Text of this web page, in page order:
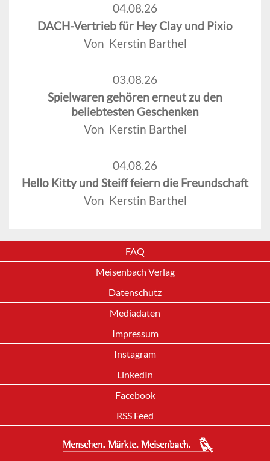
04.08.26
DACH-Vertrieb für Hey Clay und Pixio
Von Kerstin Barthel
03.08.26
Spielwaren gehören erneut zu den
beliebtesten Geschenken
Von Kerstin Barthel
04.08.26
Hello Kitty und Steiff feiern die Freundschaft
Von Kerstin Barthel
FAQ
Meisenbach Verlag
Datenschutz
Mediadaten
Impressum
Instagram
LinkedIn
Facebook
RSS Feed